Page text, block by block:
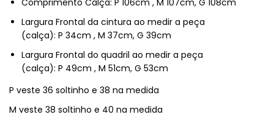
Comprimento Calça: P 106cm , M 107cm, G 108cm
Largura Frontal da cintura ao medir a peça
(calça): P 34cm , M 37cm, G 39cm
Largura Frontal do quadril ao medir a peça
(calça): P 49cm , M 51cm, G 53cm
P veste 36 soltinho e 38 na medida
M veste 38 soltinho e 40 na medida